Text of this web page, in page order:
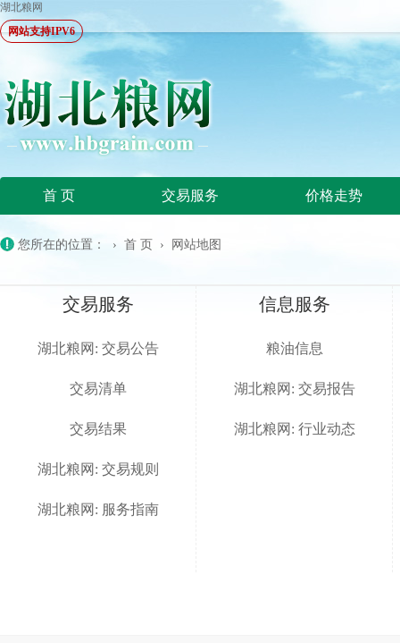
湖北粮网
网站支持IPV6
首 页 交易服务 价格走势
您所在的位置： › 首 页 › 网站地图
交易服务
湖北粮网: 交易公告
交易清单
交易结果
湖北粮网: 交易规则
湖北粮网: 服务指南
信息服务
粮油信息
湖北粮网: 交易报告
湖北粮网: 行业动态